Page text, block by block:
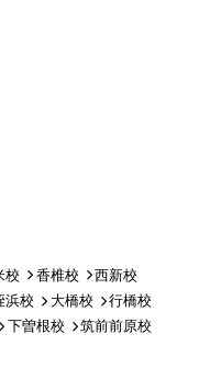
校 香椎校
西新校
浜校 大橋校
行橋校
下曽根校
筑前前原校